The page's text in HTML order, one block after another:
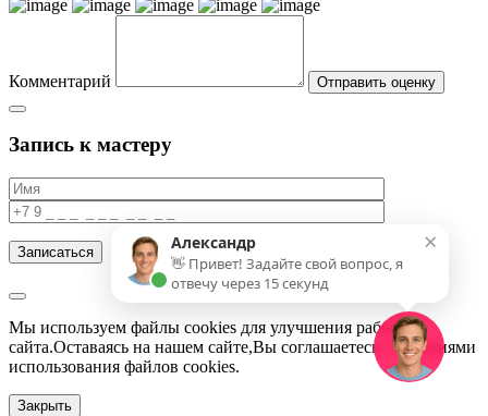
Комментарий
Запись к мастеру
Мы используем файлы cookies для улучшения работы
сайта.Оставаясь на нашем сайте,Вы соглашаетесь с условиями
использования файлов cookies.
Закрыть
×
Александр
👋 Привет! Задайте свой вопрос, я
отвечу через 15 секунд